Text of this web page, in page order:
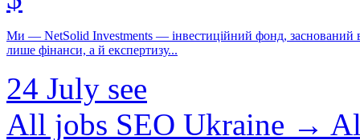
Ми — NetSolid Investments — інвестиційний фонд, заснований
лише фінанси, а й експертизу...
24 July see
All jobs SEO Ukraine →